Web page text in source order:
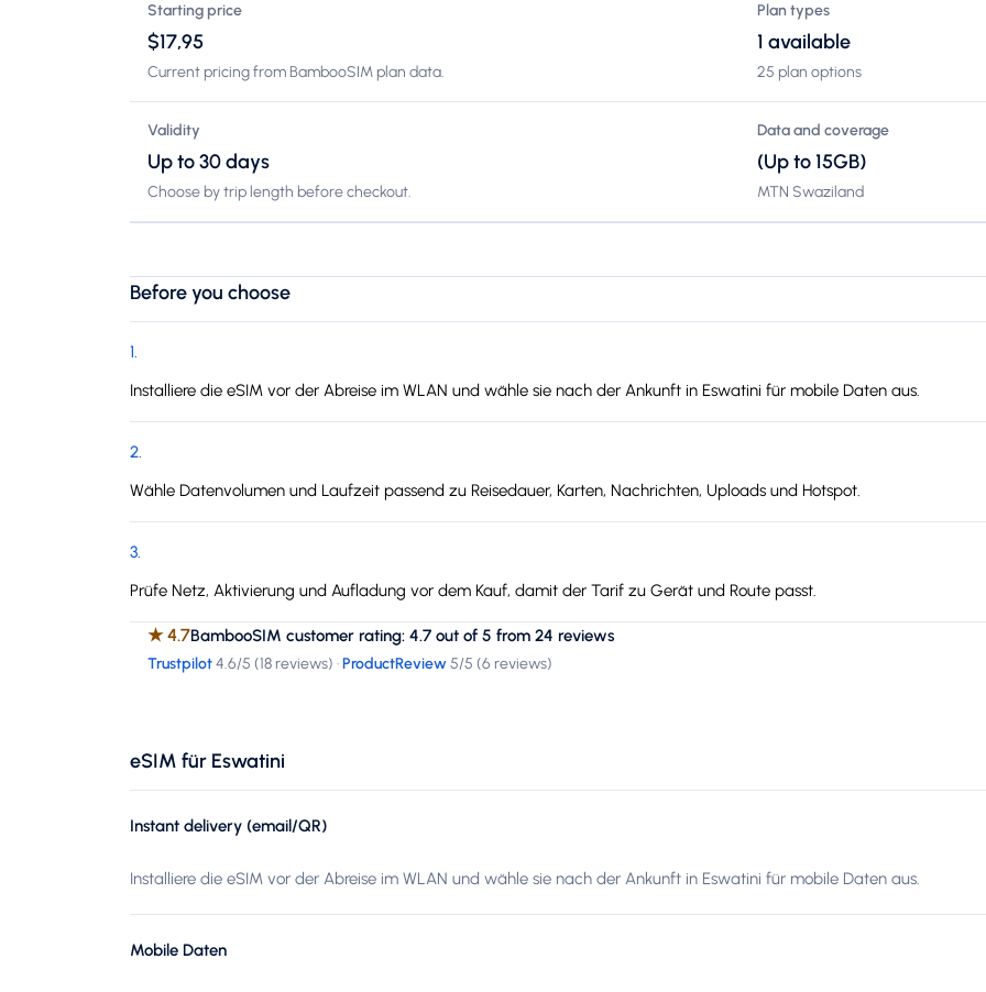
Starting price
$17,95
Current pricing from BambooSIM plan data.
Plan types
1 available
25 plan options
Validity
Up to 30 days
Choose by trip length before checkout.
Data and coverage
(Up to 15GB)
MTN Swaziland
Before you choose
1.
Installiere die eSIM vor der Abreise im WLAN und wähle sie nach der Ankunft in Eswatini für mobile Daten aus.
2.
Wähle Datenvolumen und Laufzeit passend zu Reisedauer, Karten, Nachrichten, Uploads und Hotspot.
3.
Prüfe Netz, Aktivierung und Aufladung vor dem Kauf, damit der Tarif zu Gerät und Route passt.
★4.7BambooSIM customer rating: 4.7 out of 5 from 24 reviews
Trustpilot4.6/5 (18 reviews) ·ProductReview5/5 (6 reviews)
eSIM für Eswatini
Instant delivery (email/QR)
Installiere die eSIM vor der Abreise im WLAN und wähle sie nach der Ankunft in Eswatini für mobile Daten aus.
Mobile Daten